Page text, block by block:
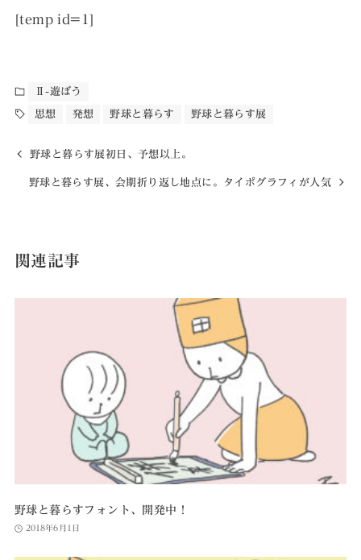
[temp id=1]
Ⅱ-遊ぼう
思想 発想 野球と暮らす 野球と暮らす展
野球と暮らす展初日、予想以上。
野球と暮らす展、会期折り返し地点に。タイポグラフィが人気
関連記事
野球と暮らすフォント、開発中！
2018年6月1日